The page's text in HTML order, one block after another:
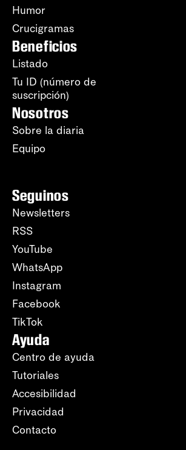
Humor
Crucigramas
Beneficios
Listado
Tu ID (número de
suscripción)
Nosotros
Sobre la diaria
Equipo
Seguinos
Newsletters
RSS
YouTube
WhatsApp
Instagram
Facebook
TikTok
Ayuda
Centro de ayuda
Tutoriales
Accesibilidad
Privacidad
Contacto